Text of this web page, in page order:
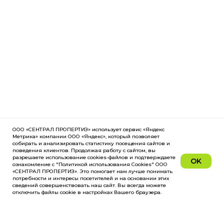
ООО «СЕНТРАЛ ПРОПЕРТИЗ» использует сервис «Яндекс
Метрика» компании ООО «Яндекс», который позволяет
собирать и анализировать статистику посещения сайтов и
поведения клиентов. Продолжая работу с сайтом, вы
разрешаете использование cookies-файлов и подтверждаете
ознакомление с "Политикой использования Cookies" ООО
«СЕНТРАЛ ПРОПЕРТИЗ». Это помогает нам лучше понимать
потребности и интересы посетителей и на основании этих
сведений совершенствовать наш сайт. Вы всегда можете
отключить файлы cookie в настройках Вашего браузера.
OK